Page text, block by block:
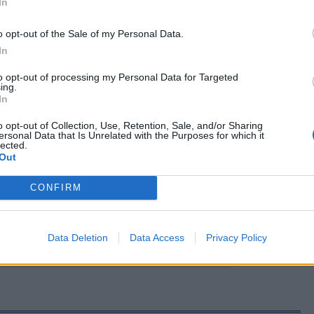
opt-out of the Sale of my Personal Data.
opt-out of processing my Personal Data for Targeted
opt-out of Collection, Use, Retention, Sale, and/or Sharing
Data that Is Unrelated with the Purposes for which it
CONFIRM
Data Deletion Data Access Privacy Policy
η ιδρυτική διακήρυξη του κόμματος δεν
Άρειο Πάγο, καθώς στόχος ήταν τα
των συμβόλων και της φυσιογνωμίας
ζωντανά κατά τη διάρκεια της
πολιτικές θέσεις, στα πρόσωπα που θα
και στις επόμενες κινήσεις του νέου
επιχειρεί να εμφανιστεί ως ανεξάρτητο
την «Ελπίδα για τη Δημοκρατία».
στα αποτελέσματα αναζήτησης
on Google ↗